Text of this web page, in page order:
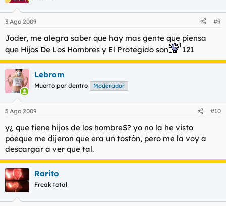
3 Ago 2009 #9
Joder, me alegra saber que hay mas gente que piensa
que Hijos De Los Hombres y El Protegido son
121
Lebrom
Muerto por dentro Moderador
3 Ago 2009 #10
y¿ que tiene hijos de los hombreS? yo no la he visto
poeque me dijeron que era un tostón, pero me la voy a
descargar a ver que tal.
Rarito
Freak total